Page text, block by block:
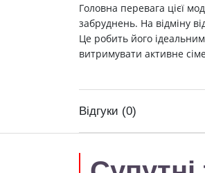
Головна перевага цієї
забруднень. На відміну
Це робить його
витримувати активне
Відгуки (0)